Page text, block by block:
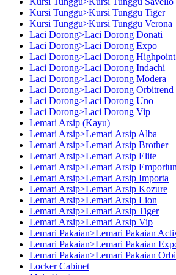
Kursi Tunggu>Kursi Tunggu Tiger
Kursi Tunggu>Kursi Tunggu Verona
Laci Dorong>Laci Dorong Donati
Laci Dorong>Laci Dorong Expo
Laci Dorong>Laci Dorong Highpoint
Laci Dorong>Laci Dorong Indachi
Laci Dorong>Laci Dorong Modera
Laci Dorong>Laci Dorong Orbitrend
Laci Dorong>Laci Dorong Uno
Laci Dorong>Laci Dorong Vip
Lemari Arsip (Kayu)
Lemari Arsip>Lemari Arsip Alba
Lemari Arsip>Lemari Arsip Brother
Lemari Arsip>Lemari Arsip Elite
Lemari Arsip>Lemari Arsip
Lemari Arsip>Lemari Arsip Importa
Lemari Arsip>Lemari Arsip Kozure
Lemari Arsip>Lemari Arsip Lion
Lemari Arsip>Lemari Arsip Tiger
Lemari Arsip>Lemari Arsip Vip
Lemari Pakaian>Lemari Pakaian
Lemari Pakaian>Lemari Pakaian
Lemari Pakaian>Lemari Pakaian
Locker Cabinet